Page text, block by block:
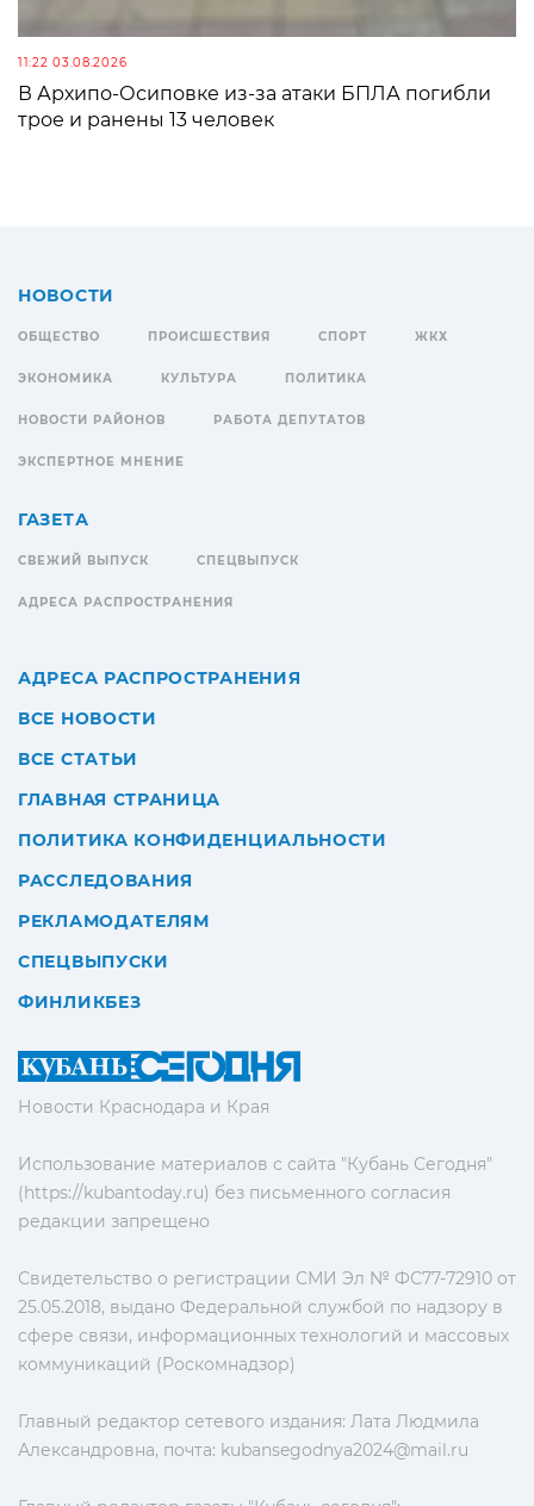
11:22 03.08.2026
В Архипо-Осиповке из-за атаки БПЛА погибли
трое и ранены 13 человек
Новости Краснодара и Края
Использование материалов с сайта "Кубань Сегодня"
(https://kubantoday.ru) без письменного согласия
редакции запрещено
Свидетельство о регистрации СМИ Эл № ФС77-72910 от
25.05.2018, выдано Федеральной службой по надзору в
сфере связи, информационных технологий и массовых
коммуникаций (Роскомнадзор)
Главный редактор сетевого издания: Лата Людмила
Александровна, почта: kubansegodnya2024@mail.ru
НОВОСТИ
ОБЩЕСТВО ПРОИСШЕСТВИЯ СПОРТ ЖКХ
ЭКОНОМИКА КУЛЬТУРА ПОЛИТИКА
НОВОСТИ РАЙОНОВ РАБОТА ДЕПУТАТОВ
ЭКСПЕРТНОЕ МНЕНИЕ
ГАЗЕТА
СВЕЖИЙ ВЫПУСК СПЕЦВЫПУСК
АДРЕСА РАСПРОСТРАНЕНИЯ
АДРЕСА РАСПРОСТРАНЕНИЯ
ВСЕ НОВОСТИ
ВСЕ СТАТЬИ
ГЛАВНАЯ СТРАНИЦА
ПОЛИТИКА КОНФИДЕНЦИАЛЬНОСТИ
РАССЛЕДОВАНИЯ
РЕКЛАМОДАТЕЛЯМ
СПЕЦВЫПУСКИ
ФИНЛИКБЕЗ